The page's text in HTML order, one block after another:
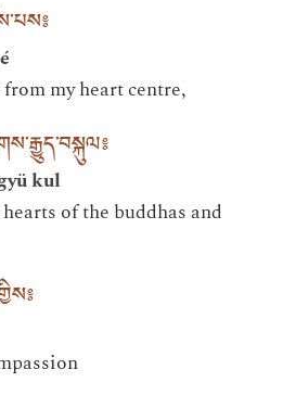
my heart centre,
kul
of the buddhas and